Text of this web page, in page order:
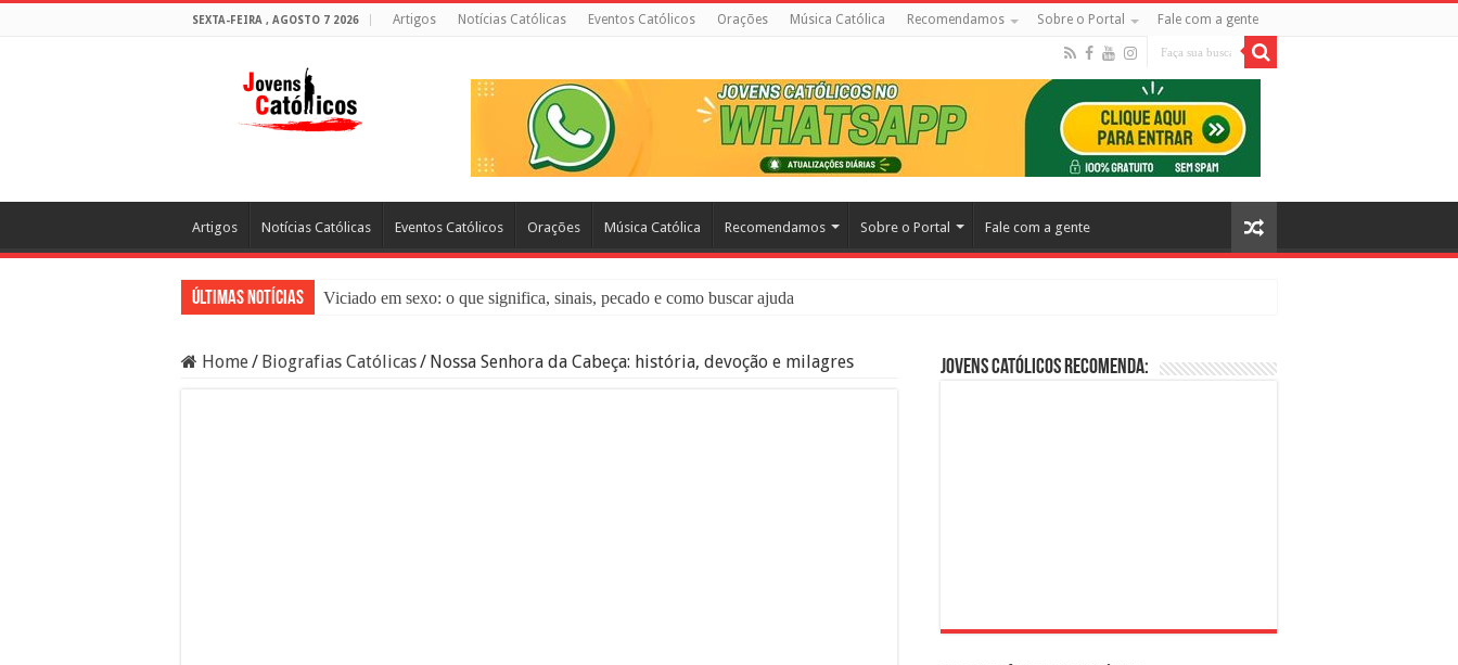
SEXTA-FEIRA , AGOSTO 7 2026 Artigos Notícias Católicas Eventos Católicos Orações Música Católica Recomendamos Sobre o Portal Fale com a gente
Artigos Notícias Católicas Eventos Católicos Orações Música Católica Recomendamos Sobre o Portal Fale com a gente
Últimas Notícias
Viciado em sexo: o que significa, sinais, pecado e como buscar ajuda
Filme Sagrado Coração – Seu Reino Não Terá Fim: O Documentário Que Vai Tocar os Católicos no Cinema
Home/ Biografias Católicas/ Nossa Senhora da Cabeça: história, devoção e milagres Jovens Católicos Recomenda: